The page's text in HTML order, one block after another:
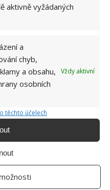
aktivně vyžádaných
a
chyb,
a obsahu,
osobních
Vždy aktivní
těchto účelech
PRANÍ
svých studií a práce
ji tak nadchla, že se
zůstat. Její v...